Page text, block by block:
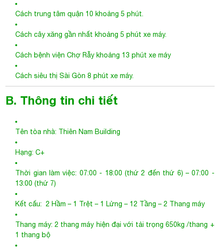
B. Thông tin chi tiết
Tên tòa nhà: Thiên Nam Building
Hạng: C+
Thang máy: 2 thang máy hiện đại với tải trọng 650kg /thang +
1 thang bộ
Diện tích sàn: 350 m2
Tổng diện tích sử dụng: 4.200 m2
Độ cao trần: 2.7 m
Diện tích cho thuê: 50 - 65 - 100 - 200 - 250 - 350 m2